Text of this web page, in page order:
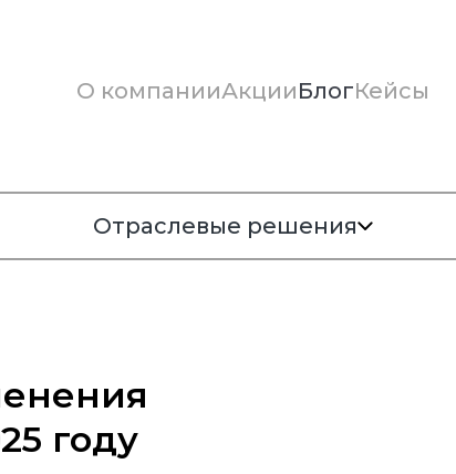
О компанииАкцииБлогКейсы
Отраслевые решения
году